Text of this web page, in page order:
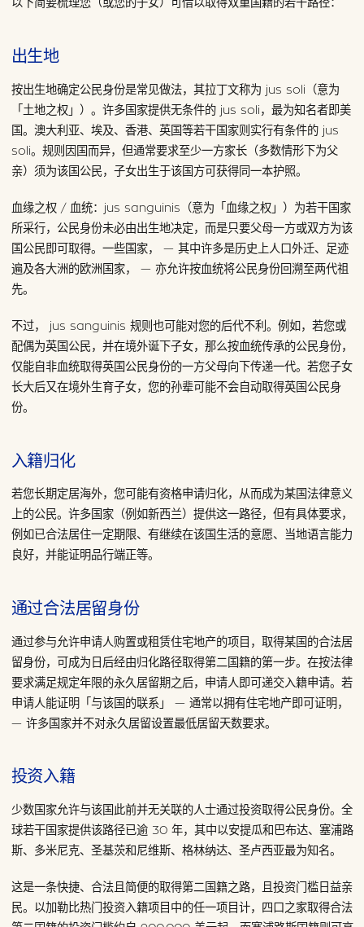
以下简要梳理您（或您的子女）可借以取得双重国籍的若干路径：
出生地
按出生地确定公民身份是常见做法，其拉丁文称为 jus soli（意为
「土地之权」）。许多国家提供无条件的 jus soli，最为知名者即美
国。澳大利亚、埃及、香港、英国等若干国家则实行有条件的 jus
soli。规则因国而异，但通常要求至少一方家长（多数情形下为父
亲）须为该国公民，子女出生于该国方可获得同一本护照。
血缘之权 / 血统：jus sanguinis（意为「血缘之权」）为若干国家
所采行，公民身份未必由出生地决定，而是只要父母一方或双方为该
国公民即可取得。一些国家， — 其中许多是历史上人口外迁、足迹
遍及各大洲的欧洲国家， — 亦允许按血统将公民身份回溯至两代祖
先。
不过， jus sanguinis 规则也可能对您的后代不利。例如，若您或
配偶为英国公民，并在境外诞下子女，那么按血统传承的公民身份，
仅能自非血统取得英国公民身份的一方父母向下传递一代。若您子女
长大后又在境外生育子女，您的孙辈可能不会自动取得英国公民身
份。
入籍归化
若您长期定居海外，您可能有资格申请归化，从而成为某国法律意义
上的公民。许多国家（例如新西兰）提供这一路径，但有具体要求，
例如已合法居住一定期限、有继续在该国生活的意愿、当地语言能力
良好，并能证明品行端正等。
通过合法居留身份
通过参与允许申请人购置或租赁住宅地产的项目，取得某国的合法居
留身份，可成为日后经由归化路径取得第二国籍的第一步。在按法律
要求满足规定年限的永久居留期之后，申请人即可递交入籍申请。若
申请人能证明「与该国的联系」 — 通常以拥有住宅地产即可证明，
— 许多国家并不对永久居留设置最低居留天数要求。
投资入籍
少数国家允许与该国此前并无关联的人士通过投资取得公民身份。全
球若干国家提供该路径已逾 30 年，其中以安提瓜和巴布达、塞浦路
斯、多米尼克、圣基茨和尼维斯、格林纳达、圣卢西亚最为知名。
这是一条快捷、合法且简便的取得第二国籍之路，且投资门槛日益亲
民。以加勒比热门投资入籍项目中的任一项目计，四口之家取得合法